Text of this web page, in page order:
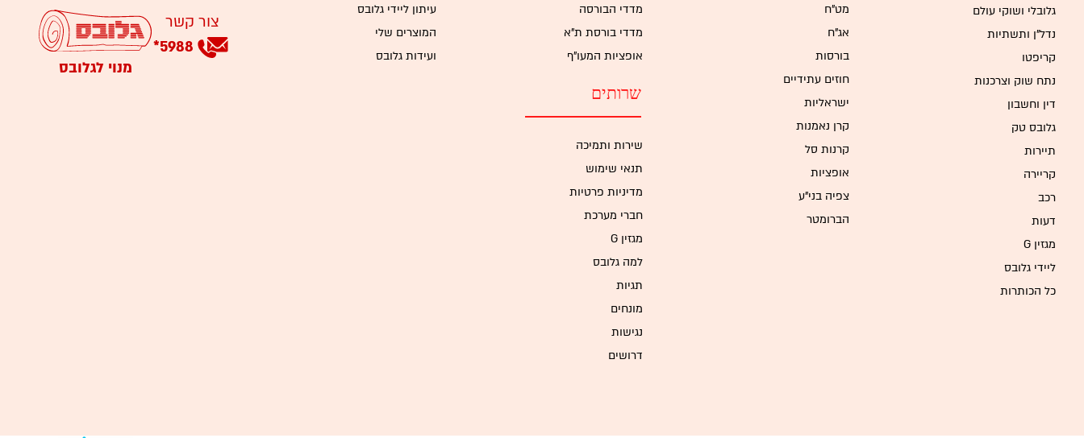
גלובלי ושוקי עולם
נדל"ן ותשתיות
קריפטו
נתח שוק וצרכנות
דין וחשבון
גלובס טק
תיירות
קריירה
רכב
דעות
G מגזין
ליידי גלובס
כל הכותרות
מט"ח
אג"ח
בורסות
חוזים עתידיים
ישראליות
קרן נאמנות
קרנות סל
אופציות
צפיה בני"ע
הברומטר
מדדי הבורסה
מדדי בורסת ת"א
אופציות המעו"ף
שרותים
שירות ותמיכה
תנאי שימוש
מדיניות פרטיות
חברי מערכת
G מגזין
למה גלובס
תגיות
מונחים
נגישות
דרושים
עיתון ליידי גלובס
המוצרים שלי
ועידות גלובס
צור קשר
5988
*
מנוי לגלובס